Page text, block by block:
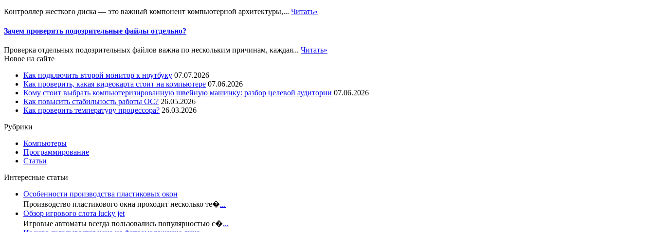
Контроллер жесткого диска — это важный компонент компьютерной архитектуры,... Читать»
Зачем проверять подозрительные файлы отдельно?
Проверка отдельных подозрительных файлов важна по нескольким причинам, каждая... Читать»
Новое на сайте
Как подключить второй монитор к ноутбуку 07.07.2026
Как проверить, какая видеокарта стоит на компьютере 07.06.2026
Кому стоит выбрать компьютеризированную швейную машинку: разбор целевой аудитории 07.06.2026
Как повысить стабильность работы ОС? 26.05.2026
Как проверить температуру процессора? 26.03.2026
Рубрики
Компьютеры
Программирование
Статьи
Интересные статьи
Особенности производства пластиковых окон
Производство пластикового окна проходит несколько те�...
Обзор игрового слота lucky jet
Игровые автоматы всегда пользовались популярностью с�...